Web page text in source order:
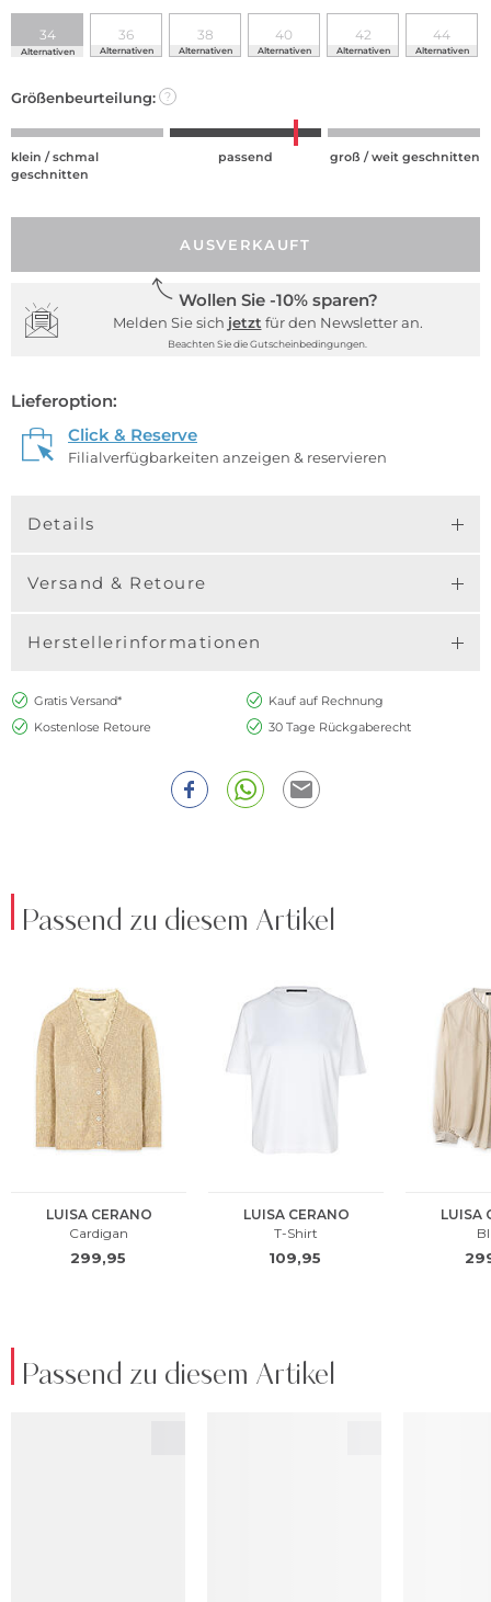
34
Alternativen
36
Alternativen
38
Alternativen
40
Alternativen
42
Alternativen
44
Alternativen
Größenbeurteilung: ?
klein / schmal
geschnitten
passend groß / weit geschnitten
AUSVERKAUFT
Wollen Sie -10% sparen?
Melden Sie sich jetzt für den Newsletter an.
Beachten Sie die Gutscheinbedingungen.
Lieferoption:
Click & Reserve
Filialverfügbarkeiten anzeigen & reservieren
Details
Versand & Retoure
Herstellerinformationen
Gratis Versand*
Kauf auf Rechnung
Kostenlose Retoure
30 Tage Rückgaberecht
Passend zu diesem Artikel
Passend zu diesem Artikel